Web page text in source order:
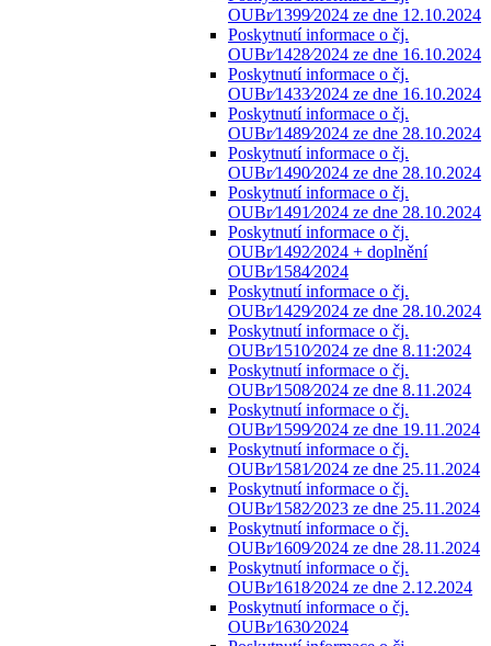
OUBr⁄1399⁄2024 ze dne 12.10.2024
Poskytnutí informace o čj.
OUBr⁄1428⁄2024 ze dne 16.10.2024
Poskytnutí informace o čj.
OUBr⁄1433⁄2024 ze dne 16.10.2024
Poskytnutí informace o čj.
OUBr⁄1489⁄2024 ze dne 28.10.2024
Poskytnutí informace o čj.
OUBr⁄1490⁄2024 ze dne 28.10.2024
Poskytnutí informace o čj.
OUBr⁄1491⁄2024 ze dne 28.10.2024
Poskytnutí informace o čj.
OUBr⁄1492⁄2024 + doplnění
OUBr⁄1584⁄2024
Poskytnutí informace o čj.
OUBr⁄1429⁄2024 ze dne 28.10.2024
Poskytnutí informace o čj.
OUBr⁄1510⁄2024 ze dne 8.11:2024
Poskytnutí informace o čj.
OUBr⁄1508⁄2024 ze dne 8.11.2024
Poskytnutí informace o čj.
OUBr⁄1599⁄2024 ze dne 19.11.2024
Poskytnutí informace o čj.
OUBr⁄1581⁄2024 ze dne 25.11.2024
Poskytnutí informace o čj.
OUBr⁄1582⁄2023 ze dne 25.11.2024
Poskytnutí informace o čj.
OUBr⁄1609⁄2024 ze dne 28.11.2024
Poskytnutí informace o čj.
OUBr⁄1618⁄2024 ze dne 2.12.2024
Poskytnutí informace o čj.
OUBr⁄1630⁄2024